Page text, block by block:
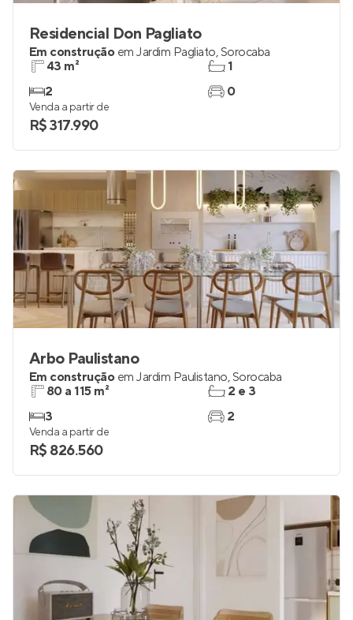
Residencial Don Pagliato
Em construção em Jardim Pagliato,Sorocaba
43 m²
2
1
0
Venda a partir de
R$ 317.990
Arbo Paulistano
Em construção em Jardim Paulistano,Sorocaba
80 a 115 m²
3
2 e 3
2
Venda a partir de
R$ 826.560